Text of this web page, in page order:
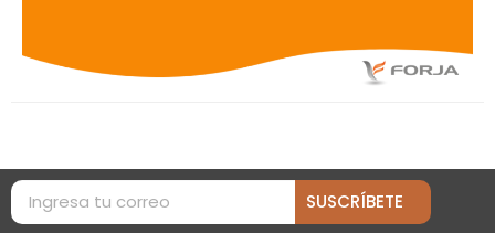
SUSCRÍBETE